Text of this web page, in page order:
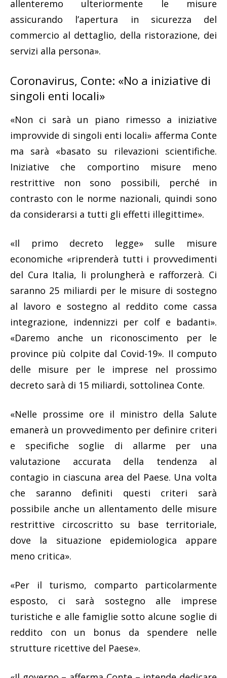
allenteremo ulteriormente le misure
assicurando l’apertura in sicurezza del
commercio al dettaglio, della ristorazione, dei
servizi alla persona».
Coronavirus, Conte: «No a iniziative di
singoli enti locali»
«Non ci sarà un piano rimesso a iniziative
improvvide di singoli enti locali» afferma Conte
ma sarà «basato su rilevazioni scientifiche.
Iniziative che comportino misure meno
restrittive non sono possibili, perché in
contrasto con le norme nazionali, quindi sono
da considerarsi a tutti gli effetti illegittime».
«Il primo decreto legge» sulle misure
economiche «riprenderà tutti i provvedimenti
del Cura Italia, li prolungherà e rafforzerà. Ci
saranno 25 miliardi per le misure di sostegno
al lavoro e sostegno al reddito come cassa
integrazione, indennizzi per colf e badanti».
«Daremo anche un riconoscimento per le
province più colpite dal Covid-19». Il computo
delle misure per le imprese nel prossimo
decreto sarà di 15 miliardi, sottolinea Conte.
«Nelle prossime ore il ministro della Salute
emanerà un provvedimento per definire criteri
e specifiche soglie di allarme per una
valutazione accurata della tendenza al
contagio in ciascuna area del Paese. Una volta
che saranno definiti questi criteri sarà
possibile anche un allentamento delle misure
restrittive circoscritto su base territoriale,
dove la situazione epidemiologica appare
meno critica».
«Per il turismo, comparto particolarmente
esposto, ci sarà sostegno alle imprese
turistiche e alle famiglie sotto alcune soglie di
reddito con un bonus da spendere nelle
strutture ricettive del Paese».